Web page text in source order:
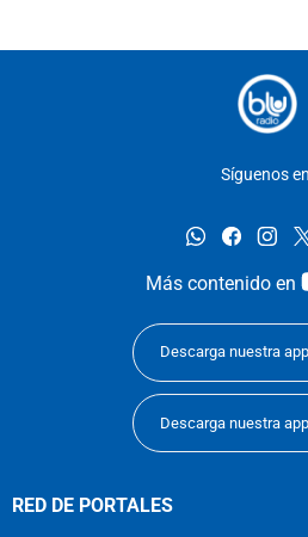
Síguenos
whatsapp
Más contenido en
Descarga nuestra
Descarga nuestra
RED DE PORTALES